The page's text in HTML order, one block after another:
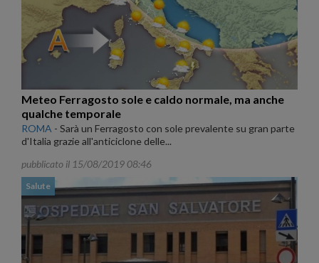
Meteo Ferragosto sole e caldo normale, ma anche
qualche temporale
ROMA - Sarà un Ferragosto con sole prevalente su gran parte
d'Italia grazie all'anticiclone delle...
pubblicato il 15/08/2019 08:46
Salute